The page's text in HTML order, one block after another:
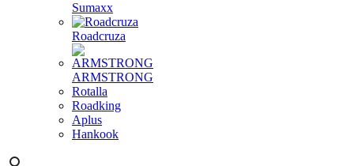
Sumaxx
Roadcruza
ARMSTRONG
Rotalla
Roadking
Aplus
Hankook